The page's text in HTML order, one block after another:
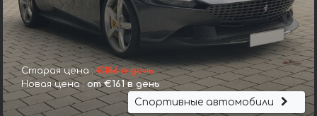
Старая цена :€186 в день
Новая цена : от €161 в день
Спортивные автомобили